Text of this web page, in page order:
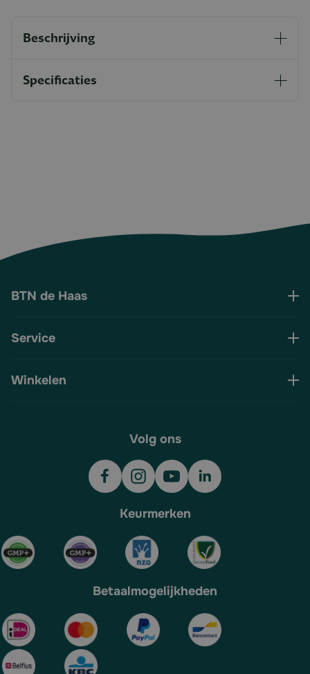
Beschrijving
Specificaties
BTN de Haas
Service
Winkelen
Volg ons
Keurmerken
Betaalmogelijkheden